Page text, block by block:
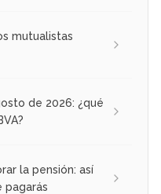
mutualistas
de 2026: ¿qué
la pensión: así
pagarás